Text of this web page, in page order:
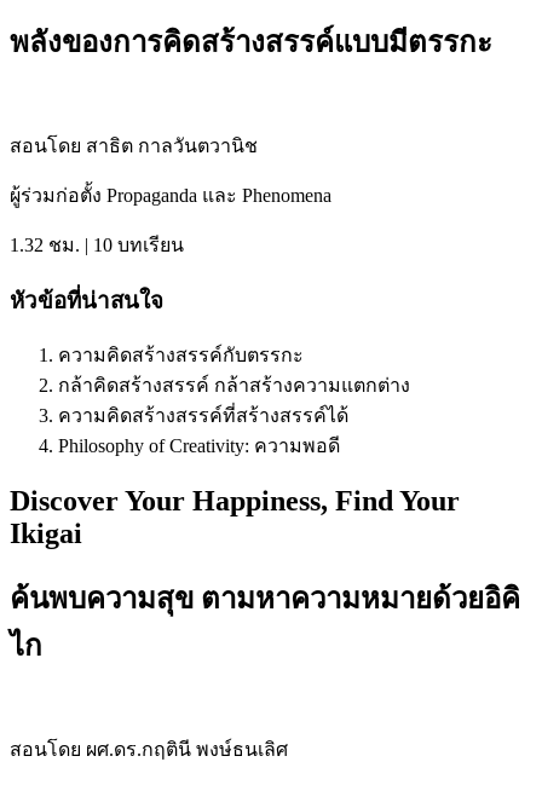
พลังของการคิดสร้างสรรค์แบบมีตรรกะ
สอนโดย สาธิต กาลวันตวานิช
ผู้ร่วมก่อตั้ง Propaganda และ Phenomena
1.32 ชม. | 10 บทเรียน
หัวข้อที่น่าสนใจ
ความคิดสร้างสรรค์กับตรรกะ
กล้าคิดสร้างสรรค์ กล้าสร้างความแตกต่าง
ความคิดสร้างสรรค์ที่สร้างสรรค์ได้
Philosophy of Creativity: ความพอดี
Discover Your Happiness, Find Your
Ikigai
ค้นพบความสุข ตามหาความหมายด้วยอิคิ
ไก
สอนโดย ผศ.ดร.กฤตินี พงษ์ธนเลิศ